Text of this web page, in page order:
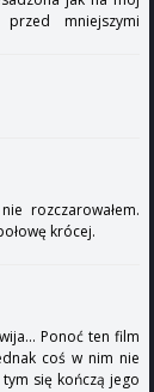
przed mniejszymi
rozczarowałem.
krócej.
Ponoć ten film
coś w nim nie
się kończą jego